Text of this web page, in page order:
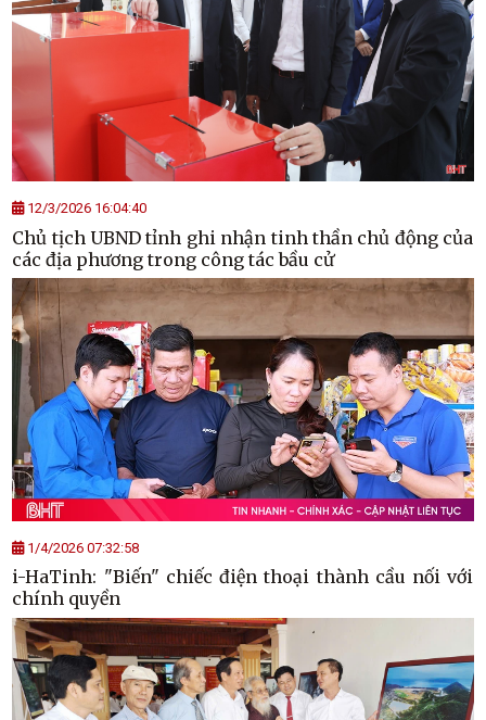
12/3/2026 16:04:40
Chủ tịch UBND tỉnh ghi nhận tinh thần chủ động của
các địa phương trong công tác bầu cử
1/4/2026 07:32:58
i-HaTinh: "Biến" chiếc điện thoại thành cầu nối với
chính quyền